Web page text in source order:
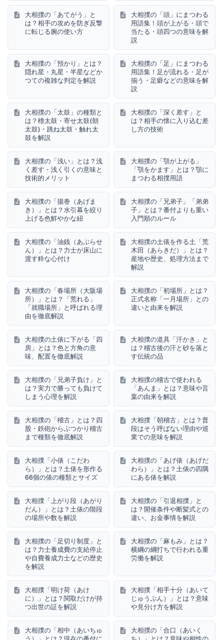
大相撲の「あてがう」と
は？相手の攻めを防ぎ反撃
に転じる腕の使い方
大相撲の「頭」にまつわる
用語集！頭が上がる・頭で
当たる・頭四つの意味を解
説
大相撲の「預かり」とは？
隠れ星・丸星・半星などか
つての複雑な判定を解説
大相撲の「足」にまつわる
用語集！足が流れる・足が
揃う・足癖などの意味を解
説
大相撲の「太鼓」の種類と
は？櫓太鼓・寄せ太鼓(朝
太鼓)・跳ね太鼓・触れ太
鼓を解説
大相撲の「深く差す」と
は？相手の懐に入り込む差
し方の技術
大相撲の「浅い」とは？浅
く差す・浅く引くの意味と
技術的メリット
大相撲の「顎が上がる」
「顎をかます」とは？顎に
まつわる相撲用語
大相撲の「揚巻（あげま
き）」とは？水引幕を絞り
上げる色鮮やかな紐
大相撲の「兄弟子」「弟弟
子」とは？番付よりも重い
入門順のルール
大相撲の「油銭（あぶらせ
ん）」とは？力士が床山に
渡す粋な心付け
大相撲の土俵を作る土「荒
木田（あらきだ）」とは？
産地や歴史、処理方法まで
解説
大相撲の「春場所（大阪場
所）」とは？「荒れる」
「就職場所」と呼ばれる理
由を徹底解説
大相撲の「初場所」とは？
正式名称「一月場所」との
違いと由来を解説
大相撲の土俵に下がる「四
房」とは？色と方角の意
味、配置を徹底解説
大相撲の道具「汗かき」と
は？稽古後の汗と砂を落と
す伝統の品
大相撲の「兄弟子負け」と
は？実力で勝っても負けて
しまう心理を解説
大相撲の稽古で使われる
「あんま」とは？意味や言
葉の由来を解説
大相撲の「稽古」とは？四
股・鉄砲からぶつかり稽古
まで種類を徹底解説
大相撲「朝稽古」とは？普
段はそう呼ばない理由や巡
業での意味を解説
大相撲「小俵（こだわ
ら）」とは？土俵を形作る
66個の俵の種類とサイズ
大相撲の「あげ俵（あげだ
わら）」とは？土俵の四隅
にある俵を解説
大相撲「上がり段（あがり
だん）」とは？土俵の階段
の場所や数を解説
大相撲の「引退相撲」と
は？開催条件や断髪式との
違い、お金事情を解説
大相撲の「足切り制度」と
は？力士養成費の支給停止
や自費養成力士などの歴史
を解説
大相撲の「麻もみ」とは？
横綱の綱打ちで行われる重
労働を解説
大相撲「明け荷（あけ
に）」とは？関取だけが持
つ出世の証を解説
大相撲「相手十分（あいて
じゅうぶん）」とは？意味
や見分け方を解説
大相撲の「相中（あいちゅ
大相撲の「合口（あいく